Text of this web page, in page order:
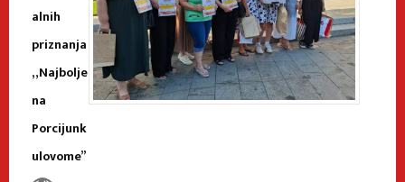
alnih
priznanja
„Najbolje
na
Porcijunk
ulovome”